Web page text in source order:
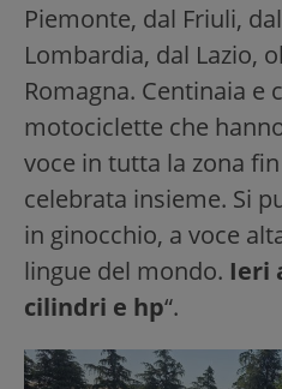
Piemonte, dal Friuli,
Lombardia, dal Lazio,
Romagna. Centinaia e
motociclette che
voce in tutta la zona
celebrata insieme. Si
in ginocchio, a voce
lingue del mondo. Ieri
cilindri e hp“.